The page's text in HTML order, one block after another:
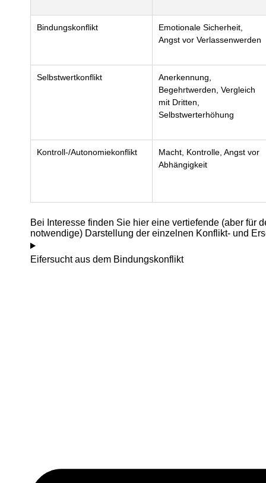
Bindungskonflikt
Emotionale Sicherheit,
Angst vor Verlassenwerden
Selbstwertkonflikt
Anerkennung,
Begehrtwerden, Vergleich
mit Dritten,
Selbstwerterhöhung
Kontroll-/Autonomiekonflikt
Macht, Kontrolle, Angst vor
Abhängigkeit
Bei Interesse finden Sie hier eine vertiefende (aber für
notwendige) Darstellung der einzelnen Konflikt- und
Eifersucht aus dem Bindungskonflikt